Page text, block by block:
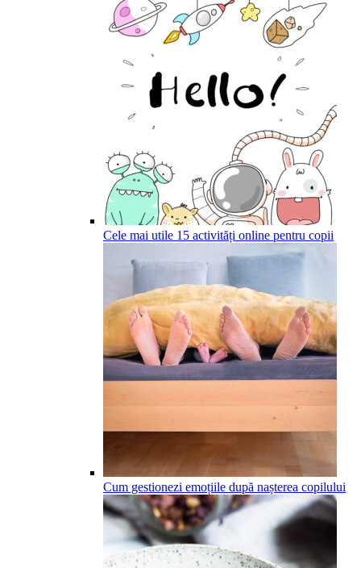
Cele mai utile 15 activități online pentru copii
Cum gestionezi emoțiile după nașterea copilului